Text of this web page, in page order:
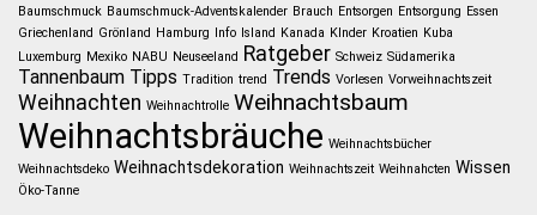
Baumschmuck Baumschmuck-Adventskalender Brauch Entsorgen Entsorgung Essen
Griechenland Grönland Hamburg Info Island Kanada KInder Kroatien Kuba
Luxemburg Mexiko NABU Neuseeland Ratgeber Schweiz Südamerika
Tannenbaum Tipps Tradition trend Trends Vorlesen Vorweihnachtszeit
Weihnachten Weihnachtrolle Weihnachtsbaum
Weihnachtsbräuche Weihnachtsbücher
Weihnachtsdeko Weihnachtsdekoration Weihnachtszeit Weihnahcten Wissen
Öko-Tanne